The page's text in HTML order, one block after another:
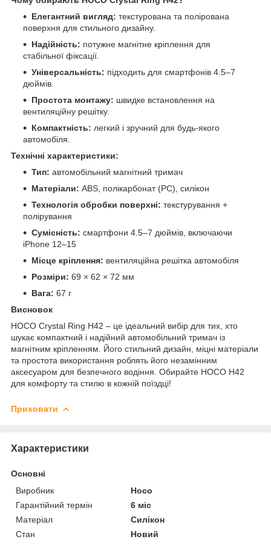
Елегантний вигляд: текстурована та полірована
поверхня для стильного дизайну.
Надійність: потужне магнітне кріплення для
стабільної фіксації.
Універсальність: підходить для смартфонів 4.5–7
дюймів.
Простота монтажу: швидке встановлення на
вентиляційну решітку.
Компактність: легкий і зручний для будь-якого
автомобіля.
Технічні характеристики:
Тип: автомобільний магнітний тримач
Матеріали: ABS, полікарбонат (PC), силікон
Технологія обробки поверхні: текстурування +
полірування
Сумісність: смартфони 4.5–7 дюймів, включаючи
iPhone 12–15
Місце кріплення: вентиляційна решітка автомобіля
Розміри: 69 × 62 × 72 мм
Вага: 67 г
Висновок
HOCO Crystal Ring H42 – це ідеальний вибір для тих, хто
шукає компактний і надійний автомобільний тримач із
магнітним кріпленням. Його стильний дизайн, міцні матеріали
та простота використання роблять його незамінним
аксесуаром для безпечного водіння. Обирайте HOCO H42
для комфорту та стилю в кожній поїздці!
Приховати
Характеристики
Основні
Виробник
Hoco
Гарантійний термін
6 міс
Матеріал
Силікон
Стан
Новий